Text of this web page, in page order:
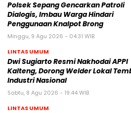
Polsek Sepang Gencarkan Patroli
Dialogis, Imbau Warga Hindari
Penggunaan Knalpot Brong
Minggu, 9 Agu 2026 - 04:31 WIB
LINTAS UMUM
Dwi Sugiarto Resmi Nakhodai APPI
Kalteng, Dorong Welder Lokal
Industri Nasional
Sabtu, 8 Agu 2026 - 19:44 WIB
LINTAS UMUM